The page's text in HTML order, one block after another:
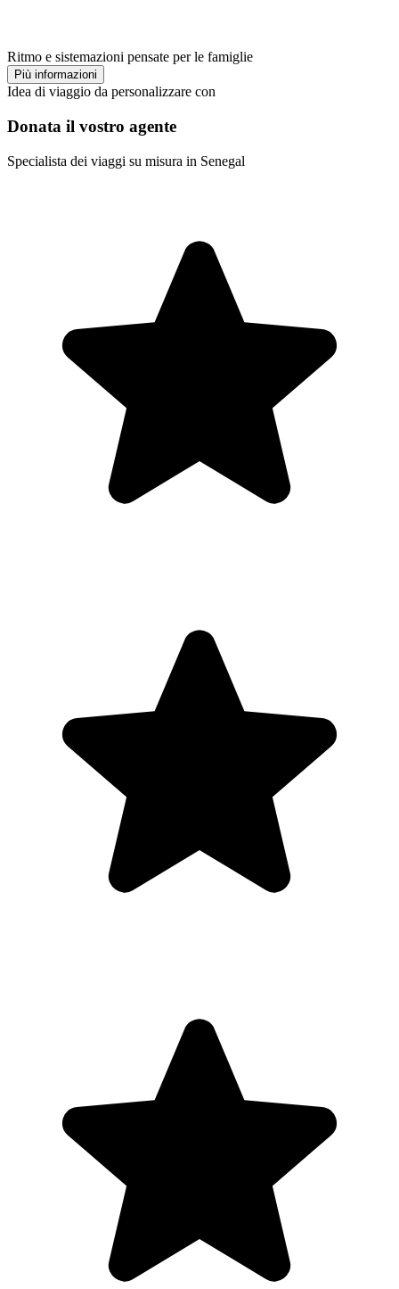
Ritmo e sistemazioni pensate per le famiglie
Più informazioni
Idea di viaggio da personalizzare con
Donata il vostro agente
Specialista dei viaggi su misura in Senegal